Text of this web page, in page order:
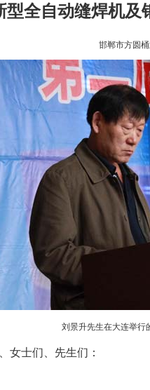
型全自动缝焊机及
邯郸市方圆
刘景升先生在大连举行
女士们、先生们：